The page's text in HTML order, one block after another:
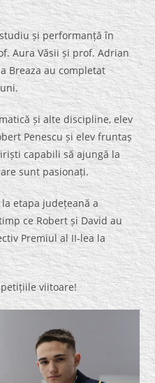
și performanță în
Aura Văsii și prof. Adrian
Breaza au completat
și alte discipline, elev
Penescu și elev fruntaș
capabili să ajungă la
sunt pasionați.
etapa județeană a
ce Robert și David au
Premiul al II-lea la
viitoare!